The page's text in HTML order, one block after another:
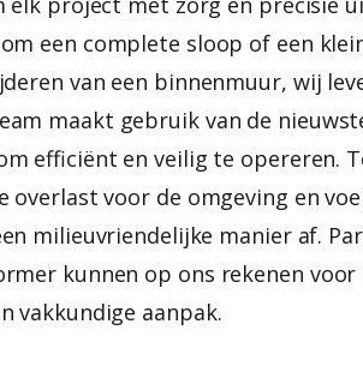
een complete sloop of een
van een binnenmuur, wij
maakt gebruik van de
efficiënt en veilig te opereren.
overlast voor de omgeving en
milieuvriendelijke manier af.
kunnen op ons rekenen voor
vakkundige aanpak.